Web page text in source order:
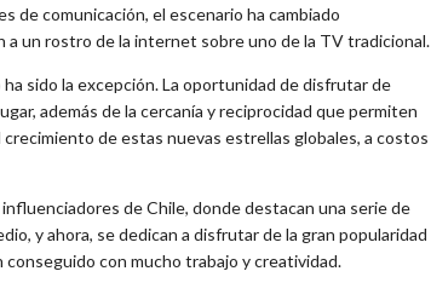
de comunicación, el escenario ha cambiado
a un rostro de la internet sobre uno de la TV tradicional.
sido la excepción. La oportunidad de disfrutar de
además de la cercanía y reciprocidad que permiten
de estas nuevas estrellas globales, a costos
de Chile, donde destacan una serie de
y ahora, se dedican a disfrutar de la gran popularidad
con mucho trabajo y creatividad.